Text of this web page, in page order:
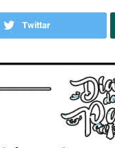
Twittar